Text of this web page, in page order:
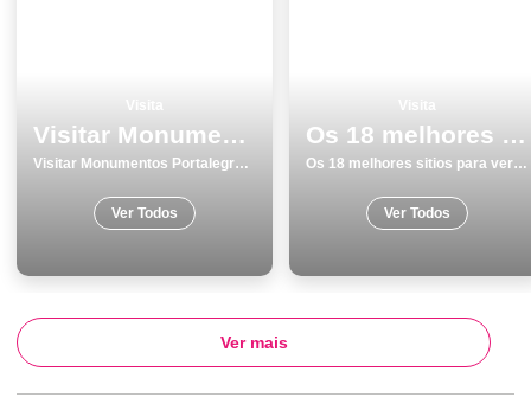
Visitar Monumentos Portalegre os 20 melhores locais para conhecer
Visitar Monumentos Portalegre os 20 melhores locais para conhecer
Ver Todos
Os 18 melhores sitios para ver e visitar em Lisboa
Os 18 melhores sitios para ver e visitar em Lisboa
Ver Todos
Ver mais